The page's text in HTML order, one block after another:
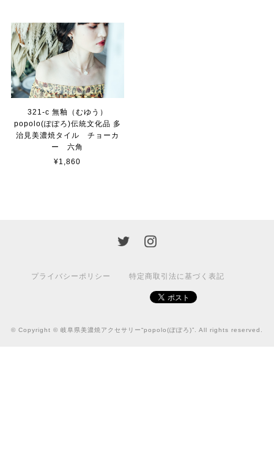
321-c 無釉（むゆう）
popolo(ぽぽろ)伝統文化品 多
治見美濃焼タイル チョーカ
ー 六角
¥1,860
プライバシーポリシー 特定商取引法に基づく表記
© Copyright © 岐阜県美濃焼アクセサリー“popolo(ぽぽろ)”. All rights reserved.